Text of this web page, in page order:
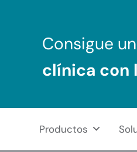
Consigue
clínica con
NeuronUP
REHABILITACIÓN
Productos